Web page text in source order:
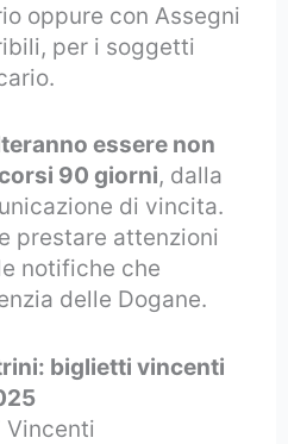
oppure con Assegni
per i soggetti
essere non
90 giorni, dalla
di vincita.
prestare attenzioni
notifiche che
delle Dogane.
biglietti vincenti
Vincenti